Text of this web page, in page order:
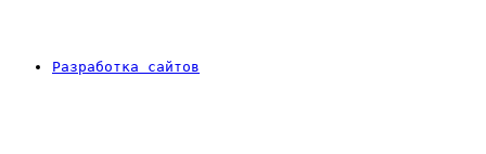
Разработка сайтов